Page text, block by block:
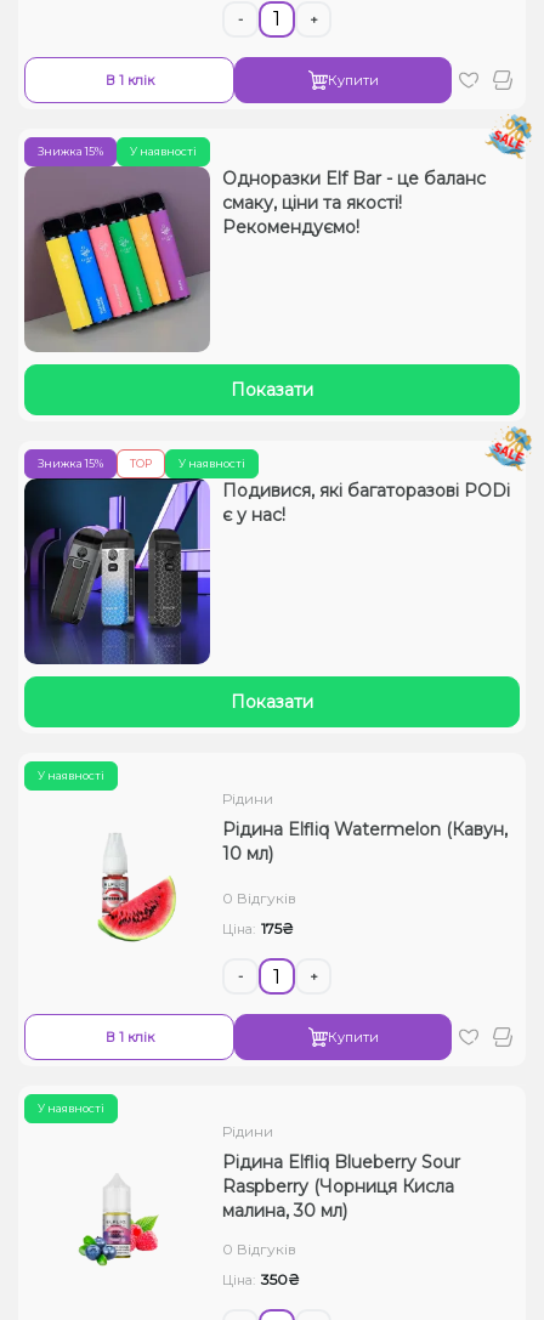
- +
В 1 клік Купити
У наявності
Знижка 15%
Одноразки Elf Bar - це баланс
смаку, ціни та якості!
Рекомендуємо!
Показати
У наявності
Знижка 15% TOP
Подивися, які багаторазові PODі
є у нас!
Показати
У наявності
Рідини
Рідина Elfliq Watermelon (Кавун,
10 мл)
0 Відгуків
Ціна: 175₴
- +
В 1 клік Купити
У наявності
Рідини
Рідина Elfliq Blueberry Sour
Raspberry (Чорниця Кисла
малина, 30 мл)
0 Відгуків
Ціна: 350₴